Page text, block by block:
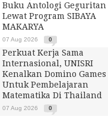
Buku Antologi Geguritan
Lewat Program SIBAYA
MAKARYA
07 Aug 2026 0
Perkuat Kerja Sama
Internasional, UNISRI
Kenalkan Domino Games
Untuk Pembelajaran
Matematika Di Thailand
07 Aug 2026 0